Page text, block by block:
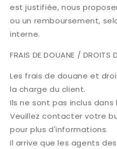
est justifiée, nous
ou un remboursement,
interne.
FRAIS DE DOUANE / DROITS
Les frais de douane et
la charge du client.
Ils ne sont pas inclus dans
Veuillez contacter votre
pour plus d'informations.
Il arrive que les agents